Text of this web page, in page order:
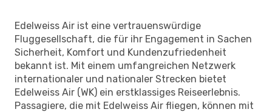
Edelweiss Air ist eine vertrauenswürdige
Fluggesellschaft, die für ihr Engagement in Sachen
Sicherheit, Komfort und Kundenzufriedenheit
bekannt ist. Mit einem umfangreichen Netzwerk
internationaler und nationaler Strecken bietet
Edelweiss Air (WK) ein erstklassiges Reiseerlebnis.
Passagiere, die mit Edelweiss Air fliegen, können mit